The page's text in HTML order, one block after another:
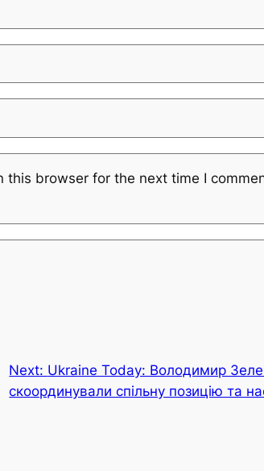
this browser for the next time I
Next: Ukraine Today: Володимир
скоординували спільну позицію та